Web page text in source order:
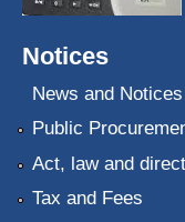
Notices
News and Notices
Public
Act, law and
Tax and Fees